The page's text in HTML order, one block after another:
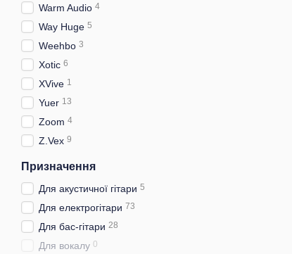
Warm Audio 4
Way Huge 5
Weehbo 3
Xotic 6
XVive 1
Yuer 13
Zoom 4
Z.Vex 9
Призначення
Для акустичної гітари 5
Для електрогітари 73
Для бас-гітари 28
Для вокалу 0